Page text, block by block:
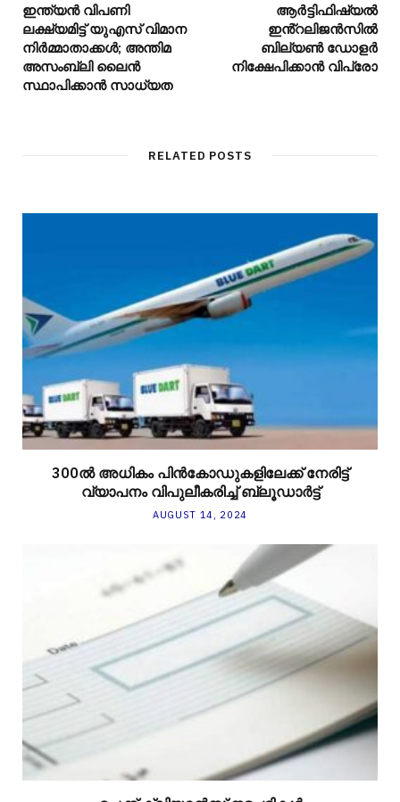
ഇന്ത്യൻ വിപണി
ലക്ഷ്യമിട്ട് യുഎസ് വിമാന
നിർമ്മാതാക്കൾ; അന്തിമ
അസംബ്ലി ലൈൻ
സ്ഥാപിക്കാൻ സാധ്യത
ആർട്ടിഫിഷ്യൽ
ഇൻ്റലിജൻസിൽ
ബില്യൺ ഡോളർ
നിക്ഷേപിക്കാൻ വിപ്രോ
RELATED POSTS
300ല്‍ അധികം പിന്‍കോഡുകളിലേക്ക് നേരിട്ട്
വ്യാപനം വിപുലീകരിച്ച് ബ്ലൂഡാര്‍ട്ട്
AUGUST 14, 2024